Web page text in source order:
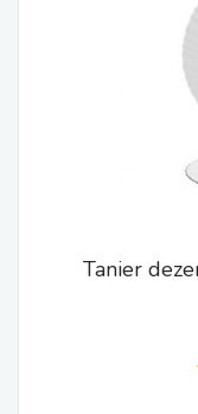
Tanier